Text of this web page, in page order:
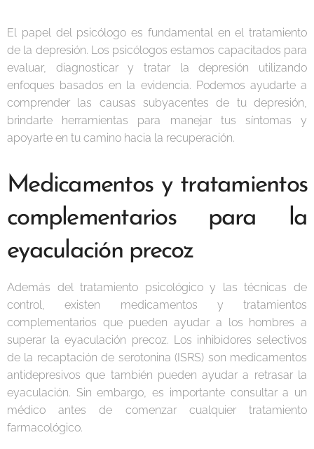
El papel del psicólogo es fundamental en el tratamiento
de la depresión. Los psicólogos estamos capacitados para
evaluar, diagnosticar y tratar la depresión utilizando
enfoques basados en la evidencia. Podemos ayudarte a
comprender las causas subyacentes de tu depresión,
brindarte herramientas para manejar tus síntomas y
apoyarte en tu camino hacia la recuperación.
Medicamentos y tratamientos
complementarios para la
eyaculación precoz
Además del tratamiento psicológico y las técnicas de
control, existen medicamentos y tratamientos
complementarios que pueden ayudar a los hombres a
superar la eyaculación precoz. Los inhibidores selectivos
de la recaptación de serotonina (ISRS) son medicamentos
antidepresivos que también pueden ayudar a retrasar la
eyaculación. Sin embargo, es importante consultar a un
médico antes de comenzar cualquier tratamiento
farmacológico.